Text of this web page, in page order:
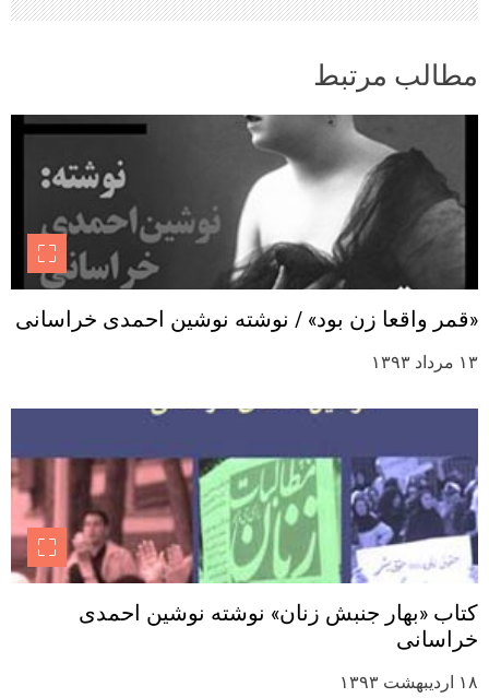
مطالب مرتبط
«قمر واقعا زن بود» / نوشته نوشین احمدی خراسانی
۱۳ مرداد ۱۳۹۳
کتاب «بهار جنبش زنان» نوشته نوشین احمدی
خراسانی
۱۸ اردیبهشت ۱۳۹۳